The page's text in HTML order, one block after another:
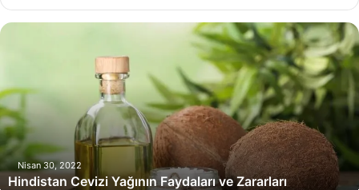
H
i
s
t
a
Nisan 30, 2022
Hindistan Cevizi Yağının Faydaları ve Zararları